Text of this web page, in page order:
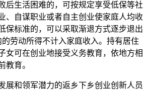
后生活困难的，可按规定享受低保等社
、自谋职业或者自主创业使家庭人均收
保标准的，可以采取渐退方式逐步退出
劳动所得不计入家庭收入。持有居住
女可在创业地接受义务教育，依地方相
教育。
展和领军潜力的返乡下乡创业创新人员